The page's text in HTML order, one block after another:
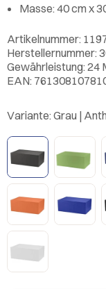
Masse: 40 cm x
Artikelnummer:
Herstellernummer:
Gewährleistung: 24
EAN:
Variante: Grau |